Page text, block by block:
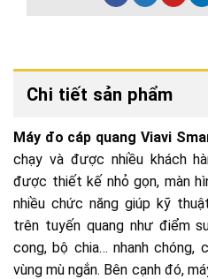
Chi tiết sản phẩm
Máy đo cáp quang Viavi
chạy và được nhiều khách
được thiết kế nhỏ gọn, màn
nhiều chức năng giúp kỹ
trên tuyến quang như điểm
cong, bộ chia… nhanh chóng,
vùng mù ngắn. Bên cạnh đó,